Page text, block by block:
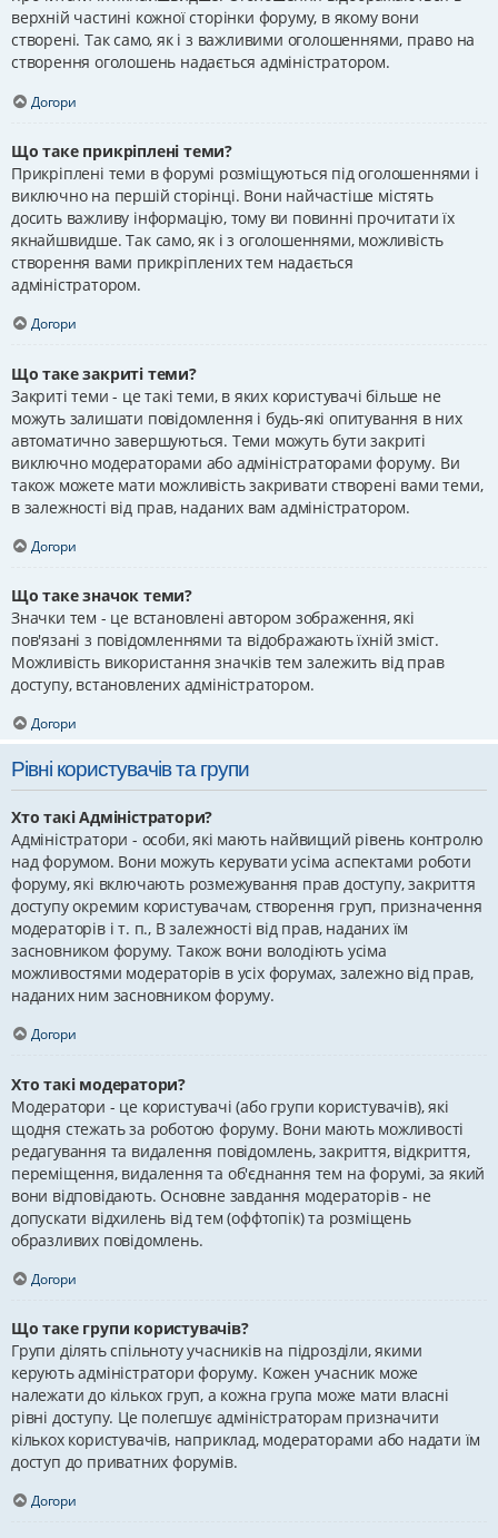
верхній частині кожної сторінки форуму, в якому вони
створені. Так само, як і з важливими оголошеннями, право на
створення оголошень надається адміністратором.
Догори
Що таке прикріплені теми?
Прикріплені теми в форумі розміщуються під оголошеннями і
виключно на першій сторінці. Вони найчастіше містять
досить важливу інформацію, тому ви повинні прочитати їх
якнайшвидше. Так само, як і з оголошеннями, можливість
створення вами прикріплених тем надається
адміністратором.
Догори
Що таке закриті теми?
Закриті теми - це такі теми, в яких користувачі більше не
можуть залишати повідомлення і будь-які опитування в них
автоматично завершуються. Теми можуть бути закриті
виключно модераторами або адміністраторами форуму. Ви
також можете мати можливість закривати створені вами теми,
в залежності від прав, наданих вам адміністратором.
Догори
Що таке значок теми?
Значки тем - це встановлені автором зображення, які
пов'язані з повідомленнями та відображають їхній зміст.
Можливість використання значків тем залежить від прав
доступу, встановлених адміністратором.
Догори
Рівні користувачів та групи
Хто такі Адміністратори?
Адміністратори - особи, які мають найвищий рівень контролю
над форумом. Вони можуть керувати усіма аспектами роботи
форуму, які включають розмежування прав доступу, закриття
доступу окремим користувачам, створення груп, призначення
модераторів і т. п., В залежності від прав, наданих їм
засновником форуму. Також вони володіють усіма
можливостями модераторів в усіх форумах, залежно від прав,
наданих ним засновником форуму.
Догори
Хто такі модератори?
Модератори - це користувачі (або групи користувачів), які
щодня стежать за роботою форуму. Вони мають можливості
редагування та видалення повідомлень, закриття, відкриття,
переміщення, видалення та об'єднання тем на форумі, за який
вони відповідають. Основне завдання модераторів - не
допускати відхилень від тем (оффтопік) та розміщень
образливих повідомлень.
Догори
Що таке групи користувачів?
Групи ділять спільноту учасників на підрозділи, якими
керують адміністратори форуму. Кожен учасник може
належати до кількох груп, а кожна група може мати власні
рівні доступу. Це полегшує адміністраторам призначити
кількох користувачів, наприклад, модераторами або надати їм
доступ до приватних форумів.
Догори